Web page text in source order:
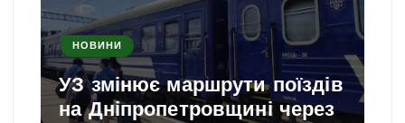
НОВИНИ
УЗ змінює маршрути поїздів
на Дніпропетровщині через